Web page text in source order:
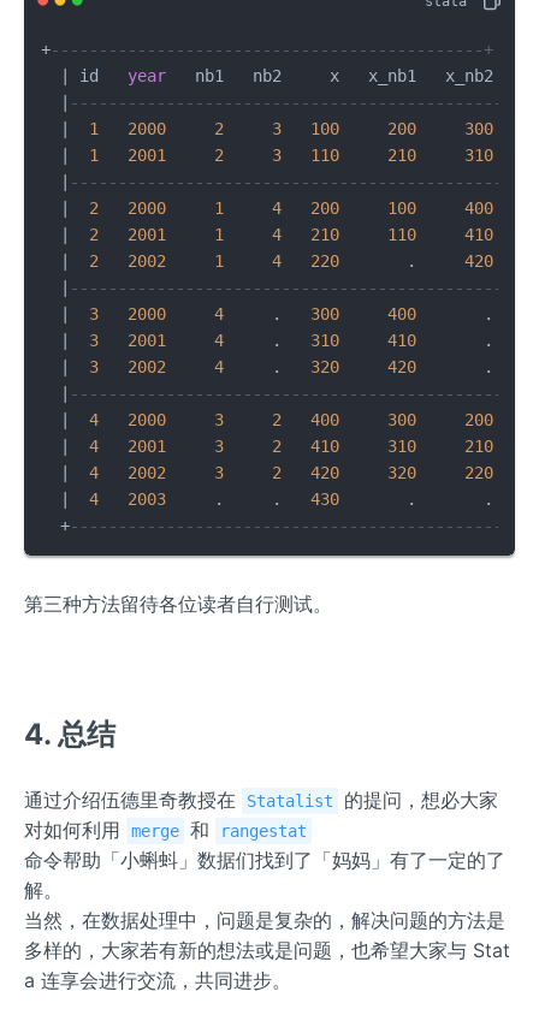
+---------------------------------------------+
id year
   nb1   nb2     x   x_nb1   x_nb2
---------------------------------------------|
1 2000 2 3 100 200 300
1 2001 2 3 110 210 310
---------------------------------------------|
2 2000 1 4 200 100 400
2 2001 1 4 210 110 410
2 2002 1 4 220
       .
420
---------------------------------------------|
3 2000 4
     .
300 400
       .
3 2001 4
     .
310 410
       .
3 2002 4
     .
320 420
       .
---------------------------------------------|
4 2000 3 2 400 300 200
4 2001 3 2 410 310 210
4 2002 3 2 420 320 220
4 2003
     .     .
430
       .       .
+---------------------------------------------+
第三种方法留待各位读者自行测试。
4. 总结
通过介绍伍德里奇教授在 Statalist
的提问，想必大家
对如何利用
merge 和 rangestat
命令帮助「小蝌蚪」数据们找到了「妈妈」有了一定的了
解。
当然，在数据处理中，问题是复杂的，解决问题的方法是
多样的，大家若有新的想法或是问题，也希望大家与 Stat
a 连享会进行交流，共同进步。